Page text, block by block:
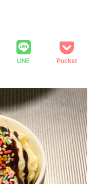
LINE Pocket